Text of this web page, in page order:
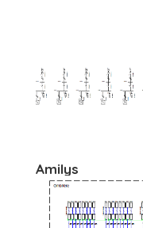
Amilys